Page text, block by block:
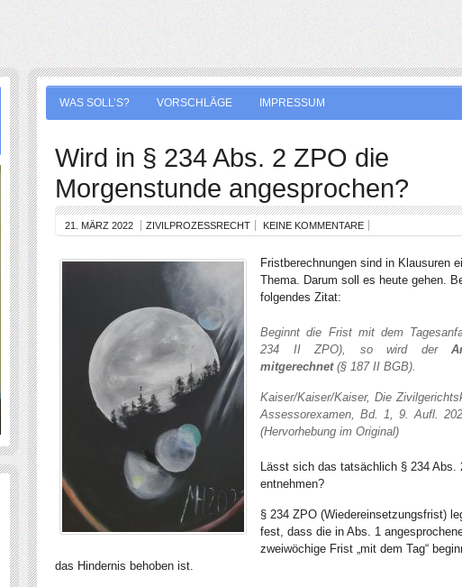
WAS SOLL’S? VORSCHLÄGE IMPRESSUM
Wird in § 234 Abs. 2 ZPO die
Morgenstunde angesprochen?
21. MÄRZ 2022 ZIVILPROZESSRECHT KEINE KOMMENTARE
Fristberechnungen sind in Klausuren
Thema. Darum soll es heute gehen.
folgendes Zitat:
Beginnt die Frist mit dem
234 II ZPO), so wird der
mitgerechnet(§ 187 II BGB).
Kaiser/Kaiser/Kaiser, Die
Assessorexamen, Bd. 1, 9. Aufl.
(Hervorhebung im Original)
Lässt sich das tatsächlich § 234 Abs.
entnehmen?
§ 234 ZPO (Wiedereinsetzungsfrist)
fest, dass die in Abs. 1
zweiwöchige Frist „mit dem Tag“
das Hindernis behoben ist.